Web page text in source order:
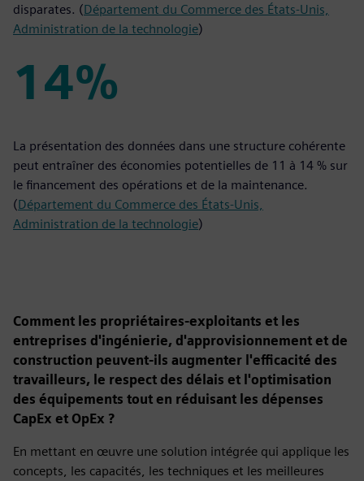
disparates. (Département du Commerce des États-Unis,
Administration de la technologie)
14%
La présentation des données dans une structure cohérente
peut entraîner des économies potentielles de 11 à 14 % sur
le financement des opérations et de la maintenance.
(Département du Commerce des États-Unis,
Administration de la technologie)
Comment les propriétaires-exploitants et les
entreprises d'ingénierie, d'approvisionnement et de
construction peuvent-ils augmenter l'efficacité des
travailleurs, le respect des délais et l'optimisation
des équipements tout en réduisant les dépenses
CapEx et OpEx ?
En mettant en œuvre une solution intégrée qui applique les
concepts, les capacités, les techniques et les meilleures